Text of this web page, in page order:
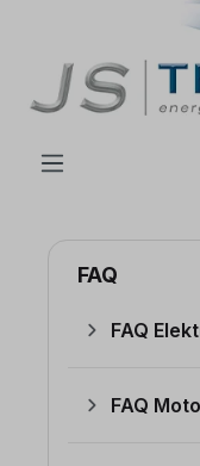
FAQ
FAQ
FAQ